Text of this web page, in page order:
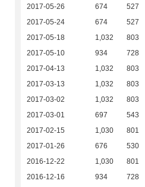
2017-05-26
674 527
2017-05-24
674 527
2017-05-18
1,032 803
2017-05-10
934 728
2017-04-13
1,032 803
2017-03-13
1,032 803
2017-03-02
1,032 803
2017-03-01
697 543
2017-02-15
1,030 801
2017-01-26
676 530
2016-12-22
1,030 801
2016-12-16
934 728